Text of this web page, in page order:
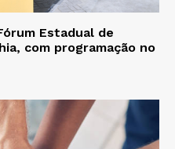
Estadual de
com programação no